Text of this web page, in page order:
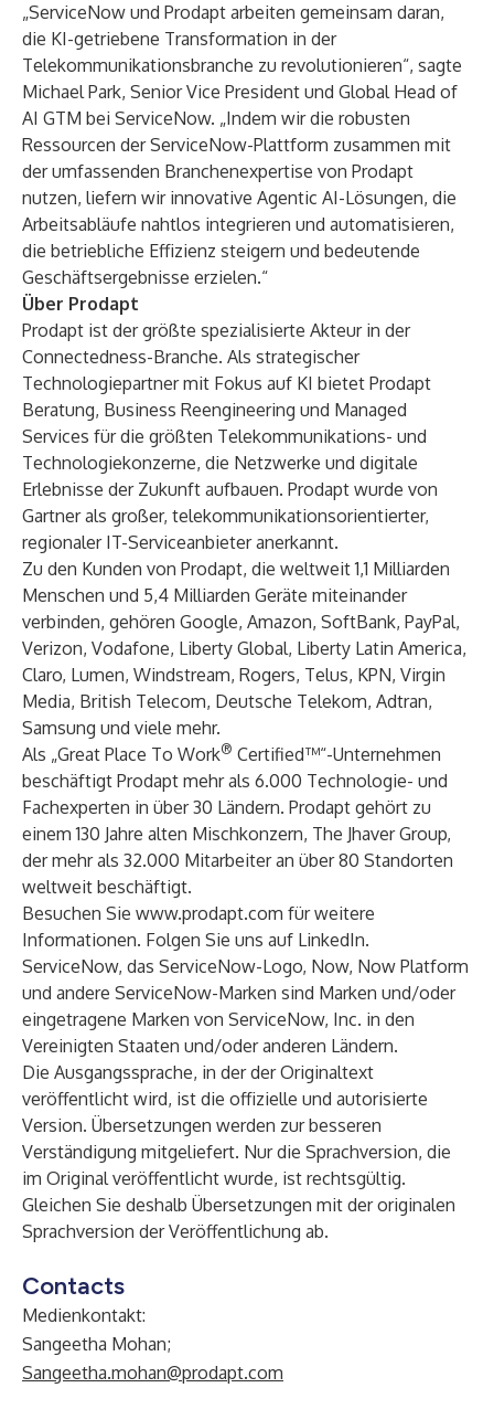
„ServiceNow und Prodapt arbeiten gemeinsam daran,
die KI-getriebene Transformation in der
Telekommunikationsbranche zu revolutionieren“, sagte
Michael Park, Senior Vice President und Global Head of
AI GTM bei ServiceNow. „Indem wir die robusten
Ressourcen der ServiceNow-Plattform zusammen mit
der umfassenden Branchenexpertise von Prodapt
nutzen, liefern wir innovative Agentic AI-Lösungen, die
Arbeitsabläufe nahtlos integrieren und automatisieren,
die betriebliche Effizienz steigern und bedeutende
Geschäftsergebnisse erzielen.“
Über Prodapt
Prodapt ist der größte spezialisierte Akteur in der
Connectedness-Branche. Als strategischer
Technologiepartner mit Fokus auf KI bietet Prodapt
Beratung, Business Reengineering und Managed
Services für die größten Telekommunikations- und
Technologiekonzerne, die Netzwerke und digitale
Erlebnisse der Zukunft aufbauen. Prodapt wurde von
Gartner als großer, telekommunikationsorientierter,
regionaler IT-Serviceanbieter anerkannt.
Zu den Kunden von Prodapt, die weltweit 1,1 Milliarden
Menschen und 5,4 Milliarden Geräte miteinander
verbinden, gehören Google, Amazon, SoftBank, PayPal,
Verizon, Vodafone, Liberty Global, Liberty Latin America,
Claro, Lumen, Windstream, Rogers, Telus, KPN, Virgin
Media, British Telecom, Deutsche Telekom, Adtran,
Samsung und viele mehr.
Als „Great Place To Work® Certified™“-Unternehmen
beschäftigt Prodapt mehr als 6.000 Technologie- und
Fachexperten in über 30 Ländern. Prodapt gehört zu
einem 130 Jahre alten Mischkonzern, The Jhaver Group,
der mehr als 32.000 Mitarbeiter an über 80 Standorten
weltweit beschäftigt.
Besuchen Sie www.prodapt.com für weitere
Informationen. Folgen Sie uns auf LinkedIn.
ServiceNow, das ServiceNow-Logo, Now, Now Platform
und andere ServiceNow-Marken sind Marken und/oder
eingetragene Marken von ServiceNow, Inc. in den
Vereinigten Staaten und/oder anderen Ländern.
Die Ausgangssprache, in der der Originaltext
veröffentlicht wird, ist die offizielle und autorisierte
Version. Übersetzungen werden zur besseren
Verständigung mitgeliefert. Nur die Sprachversion, die
im Original veröffentlicht wurde, ist rechtsgültig.
Gleichen Sie deshalb Übersetzungen mit der originalen
Sprachversion der Veröffentlichung ab.
Contacts
Medienkontakt:
Sangeetha Mohan;
Sangeetha.mohan@prodapt.com